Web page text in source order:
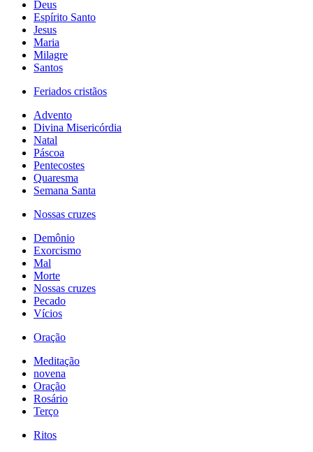
Deus
Espírito Santo
Jesus
Maria
Milagre
Santos
Feriados cristãos
Advento
Divina Misericórdia
Natal
Páscoa
Pentecostes
Quaresma
Semana Santa
Nossas cruzes
Demônio
Exorcismo
Mal
Morte
Nossas cruzes
Pecado
Vícios
Oração
Meditação
novena
Oração
Rosário
Terço
Ritos